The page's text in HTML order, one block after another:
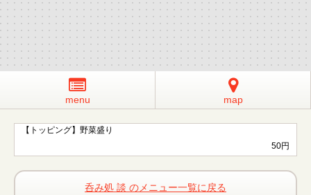
menu map
【トッピング】野菜盛り
50円
呑み処 談 のメニュー一覧に戻る